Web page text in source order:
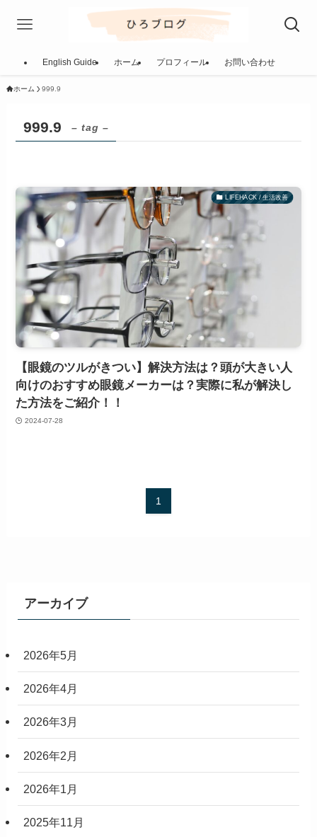
English Guide ホーム プロフィール お問い合わせ
ホーム 999.9
999.9 – tag –
LIFEHACK / 生活改善
【眼鏡のツルがきつい】解決方法は？頭が大きい人
向けのおすすめ眼鏡メーカーは？実際に私が解決し
た方法をご紹介！！
2024-07-28
1
アーカイブ
2026年5月
2026年4月
2026年3月
2026年2月
2026年1月
2025年11月